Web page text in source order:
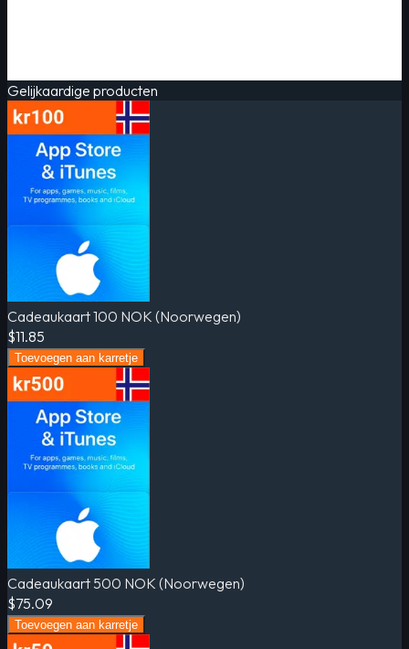
Gelijkaardige producten
Cadeaukaart 100 NOK (Noorwegen)
$11.85
Toevoegen aan karretje
Cadeaukaart 500 NOK (Noorwegen)
$75.09
Toevoegen aan karretje